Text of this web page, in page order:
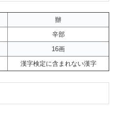
辦
辛部
16画
漢字検定に含まれない漢字